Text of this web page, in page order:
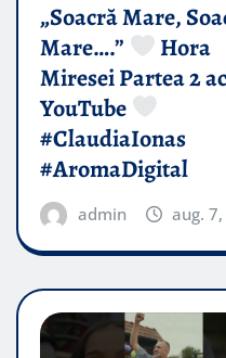
„Soacră Mare,
Mare….”
Hora
Miresei Partea 2
YouTube
#ClaudiaIonas
#AromaDigital
admin aug.